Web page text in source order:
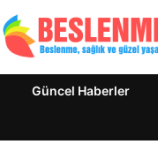
Güncel Haberler